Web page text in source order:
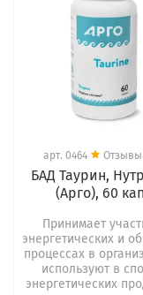
арт. 0464 Отзывы
БАД Таурин,
(Арго), 60
Принимает
энергетических и
процессах в
используют в
энергетических